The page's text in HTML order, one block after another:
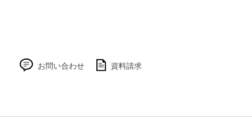
お問い合わせ 資料請求